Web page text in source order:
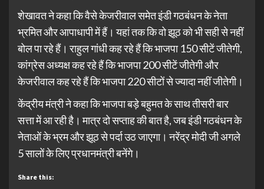
शेखावत ने कहा कि वैसे केजरीवाल समेत इंडी गठबंधन के नेता
भ्रमित और आपाधापी में हैं। यहां तक कि वो झूठ को भी सही से नहीं
बोल पा रहे हैं। राहुल गांधी कह रहे हैं कि भाजपा 150 सीटें जीतेगी,
कांग्रेस अध्यक्ष कह रहे हैं कि भाजपा 200 सीटें जीतेगी और
केजरीवाल कह रहे हैं कि भाजपा 220 सीटों से ज्यादा नहीं जीतेगी।
केंद्रीय मंत्री ने कहा कि भाजपा बड़े बहुमत के साथ तीसरी बार
सत्ता में आ रही है। मात्र दो सप्ताह की बात है, जब इंडी गठबंधन के
नेताओं के भ्रम और झूठ से पर्दा उठ जाएगा। नरेंद्र मोदी जी अगले
5 सालों के लिए प्रधानमंत्री बनेंगे।
Share this: